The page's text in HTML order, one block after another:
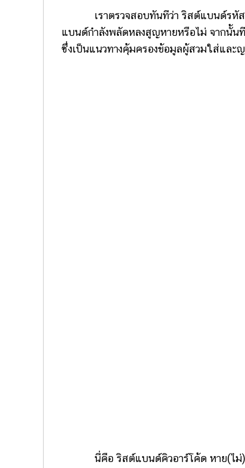
เราตรวจสอบทันทีว่า ริสต์แบนด์รหัสใด
แบนด์กำลังพลัดหลงสูญหายหรือไม่ จากนั้น
ซึ่งเป็นแนวทางคุ้มครองข้อมูลผู้สวมใส่และ
นี่คือ ริสต์แบนด์คิวอาร์โค้ด หาย(ไม่)ห่